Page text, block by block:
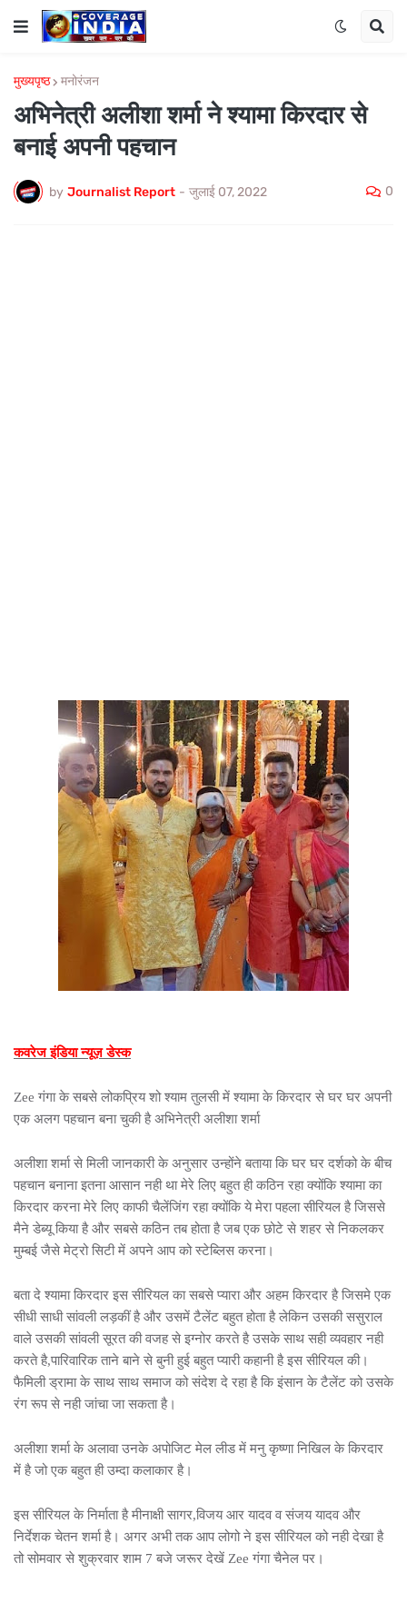
मुख्यपृष्ठ मनोरंजन
अभिनेत्री अलीशा शर्मा ने श्यामा किरदार से
बनाई अपनी पहचान
by Journalist Report - जुलाई 07, 2022 0
कवरेज इंडिया न्यूज़ डेस्क
Zee गंगा के सबसे लोकप्रिय शो श्याम तुलसी में श्यामा के किरदार से घर घर अपनी
एक अलग पहचान बना चुकी है अभिनेत्री अलीशा शर्मा
अलीशा शर्मा से मिली जानकारी के अनुसार उन्होंने बताया कि घर घर दर्शको के बीच
पहचान बनाना इतना आसान नही था मेरे लिए बहुत ही कठिन रहा क्योंकि श्यामा का
किरदार करना मेरे लिए काफी चैलेंजिंग रहा क्योंकि ये मेरा पहला सीरियल है जिससे
मैने डेब्यू किया है और सबसे कठिन तब होता है जब एक छोटे से शहर से निकलकर
मुम्बई जैसे मेट्रो सिटी में अपने आप को स्टेब्लिस करना।
बता दे श्यामा किरदार इस सीरियल का सबसे प्यारा और अहम किरदार है जिसमे एक
सीधी साधी सांवली लड़कीं है और उसमें टैलेंट बहुत होता है लेकिन उसकी ससुराल
वाले उसकी सांवली सूरत की वजह से इग्नोर करते है उसके साथ सही व्यवहार नही
करते है,पारिवारिक ताने बाने से बुनी हुई बहुत प्यारी कहानी है इस सीरियल की।
फैमिली ड्रामा के साथ साथ समाज को संदेश दे रहा है कि इंसान के टैलेंट को उसके
रंग रूप से नही जांचा जा सकता है।
अलीशा शर्मा के अलावा उनके अपोजिट मेल लीड में मनु कृष्णा निखिल के किरदार
में है जो एक बहुत ही उम्दा कलाकार है।
इस सीरियल के निर्माता है मीनाक्षी सागर,विजय आर यादव व संजय यादव और
निर्देशक चेतन शर्मा है। अगर अभी तक आप लोगो ने इस सीरियल को नही देखा है
तो सोमवार से शुक्रवार शाम 7 बजे जरूर देखें Zee गंगा चैनेल पर।